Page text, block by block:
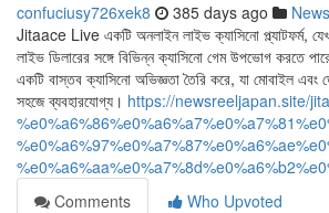
confuciusy726xek8 385 days ago News
Jitaace Live একটি অনলাইন লাইভ ক্যাসিনো প্ল্যাটফর্ম,
লাইভ ডিলারের সঙ্গে বিভিন্ন ক্যাসিনো গেম উপভোগ করতে
একটি বাস্তব ক্যাসিনো অভিজ্ঞতা তৈরি করে, যা মোবাইল
সহজে ব্যবহারযোগ্য। https://newsreeljapan.site/
Comments
Who Upvoted